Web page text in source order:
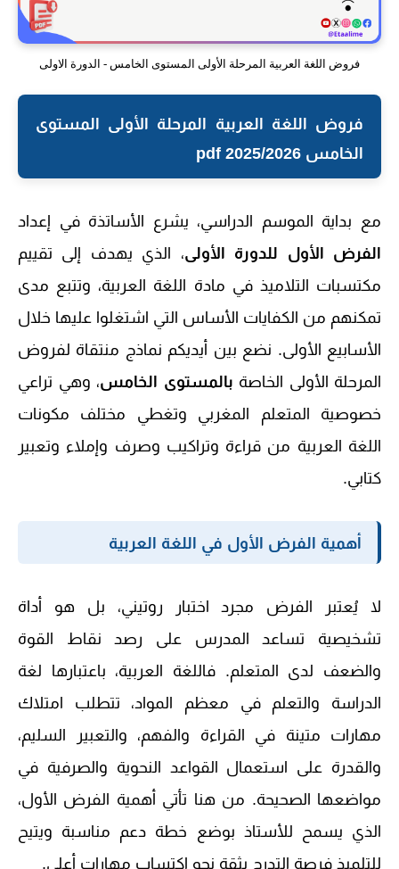
فروض اللغة العربية المرحلة الأولى المستوى الخامس - الدورة الاولى
فروض اللغة العربية المرحلة الأولى المستوى
الخامس 2025/2026 pdf
مع بداية الموسم الدراسي، يشرع الأساتذة في إعداد
الفرض الأول للدورة الأولى، الذي يهدف إلى تقييم
مكتسبات التلاميذ في مادة اللغة العربية، وتتبع مدى
تمكنهم من الكفايات الأساس التي اشتغلوا عليها خلال
الأسابيع الأولى. نضع بين أيديكم نماذج منتقاة لفروض
المرحلة الأولى الخاصة بالمستوى الخامس، وهي تراعي
خصوصية المتعلم المغربي وتغطي مختلف مكونات
اللغة العربية من قراءة وتراكيب وصرف وإملاء وتعبير
كتابي.
أهمية الفرض الأول في اللغة العربية
لا يُعتبر الفرض مجرد اختبار روتيني، بل هو أداة
تشخيصية تساعد المدرس على رصد نقاط القوة
والضعف لدى المتعلم. فاللغة العربية، باعتبارها لغة
الدراسة والتعلم في معظم المواد، تتطلب امتلاك
مهارات متينة في القراءة والفهم، والتعبير السليم،
والقدرة على استعمال القواعد النحوية والصرفية في
مواضعها الصحيحة. من هنا تأتي أهمية الفرض الأول،
الذي يسمح للأستاذ بوضع خطة دعم مناسبة ويتيح
للتلميذ فرصة التدرج بثقة نحو اكتساب مهارات أعلى.